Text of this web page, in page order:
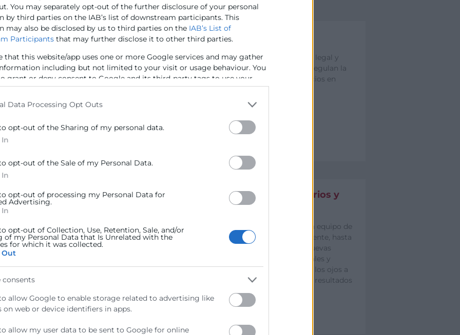
You may separately opt-out of the further disclosure of your personal
by third parties on the IAB’s list of downstream participants. This
may also be disclosed by us to third parties on the IAB’s List of
Participants that may further disclose it to other third parties.
that this website/app uses one or more Google services and may gather
including but not limited to your visit or usage behaviour. You
grant or deny consent to Google and its third-party tags to use your
specified purposes in below Google consent section.
Data Processing Opt Outs
opt-out of the Sharing of my personal data.
opt-out of the Sale of my Personal Data.
opt-out of processing my Personal Data for
Advertising.
opt-out of Collection, Use, Retention, Sale, and/or
of my Personal Data that Is Unrelated with the
for which it was collected.
consents
allow Google to enable storage related to advertising like
on web or device identifiers in apps.
allow my user data to be sent to Google for online
un manual
gestión,
del
Normativa
Encuentra la normativa legal y
enlaces de interés que regulan la
actividad de los comercios en
nuestra provincia.
Apoyo a
del
del
y
de la
de Comercio
al
de apoyo y
Jornadas, seminarios y
talleres
Desde la creación de un equipo de
ventas motivado y eficiente, hasta
la importancia de las nuevas
tecnologías, redes sociales y
marketing digital. Abre los ojos a
la realidad y mejora tus resultados